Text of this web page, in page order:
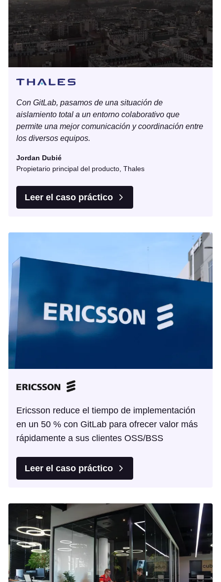
Con GitLab, pasamos de una situación de
aislamiento total a un entorno colaborativo que
permite una mejor comunicación y coordinación entre
los diversos equipos.
Jordan Dubié
Propietario principal del producto, Thales
Leer el caso práctico
Ericsson reduce el tiempo de implementación
en un 50 % con GitLab para ofrecer valor más
rápidamente a sus clientes OSS/BSS
Leer el caso práctico